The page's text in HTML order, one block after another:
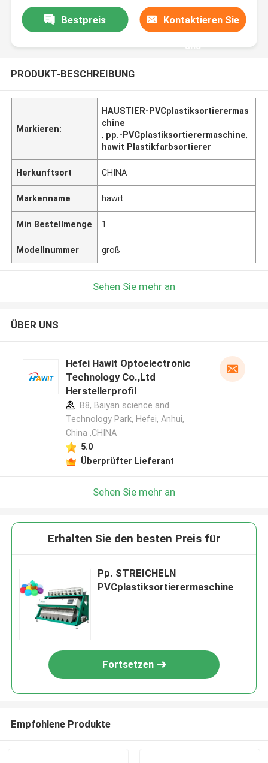
Bestpreis Kontaktieren Sie
uns
PRODUKT-BESCHREIBUNG
Markieren:
HAUSTIER-PVCplastiksortierermas
chine
, pp.-PVCplastiksortierermaschine,
hawit Plastikfarbsortierer
Herkunftsort CHINA
Markenname hawit
Min Bestellmenge 1
Modellnummer groß
Sehen Sie mehr an
ÜBER UNS
Hefei Hawit Optoelectronic
Technology Co.,Ltd
Herstellerprofil
B8, Baiyan science and
Technology Park, Hefei, Anhui,
China ,CHINA
5.0
Überprüfter Lieferant
Sehen Sie mehr an
Erhalten Sie den besten Preis für
Pp. STREICHELN
PVCplastiksortierermaschine
Fortsetzen
Empfohlene Produkte